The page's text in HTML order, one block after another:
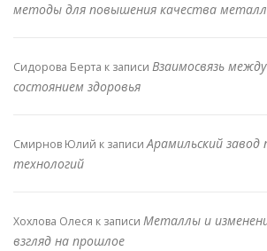
методы для повышения качества
Сидорова Берта к записи Взаимосвязь
состоянием здоровья
Смирнов Юлий к записиАрамильский завод
технологий
Хохлова Олеся к записи Металлы и
взгляд на прошлое